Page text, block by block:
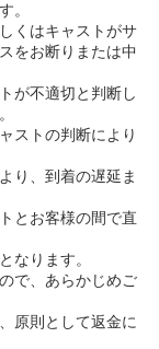
。
くはキャストがサ
をお断りまたは中
が不適切と判断し
ストの判断により
り、到着の遅延ま
とお客様の間で直
なります。
で、あらかじめご
原則として返金に